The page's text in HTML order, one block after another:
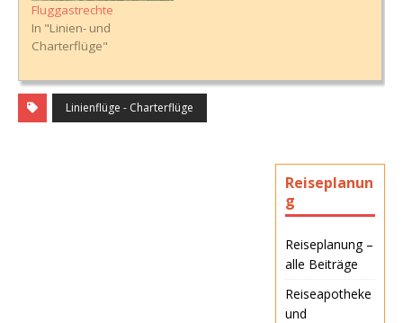
Fluggastrechte
In "Linien- und
Charterflüge"
Linienflüge - Charterflüge
Reiseplanun
g
Reiseplanung –
alle Beiträge
Reiseapotheke
und